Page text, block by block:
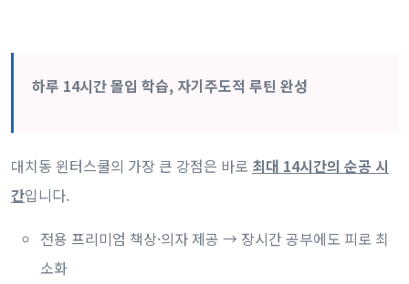
하루 14시간 몰입 학습, 자기주도적 루틴 완성
대치동 윈터스쿨의 가장 큰 강점은 바로 최대 14시간의 순공 시
간입니다.
전용 프리미엄 책상·의자 제공 → 장시간 공부에도 피로 최
소화